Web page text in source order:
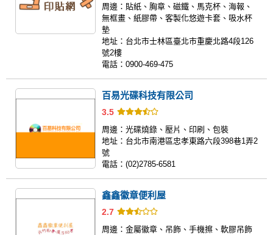
周邊： 貼紙、胸章、磁鐵、馬克杯、海報、
無框畫、紙膠帶、客製化悠遊卡套、吸水杯
墊
地址： 台北市士林區臺北市重慶北路4段126
號2樓
電話： 0900-469-475
百易光碟科技有限公司
3.5
周邊： 光碟燒錄、壓片、印刷、包裝
地址： 台北市南港區忠孝東路六段398巷1弄2
號
電話： (02)2785-6581
鑫鑫徽章便利屋
2.7
周邊： 金屬徽章、吊飾、手機擦、軟膠吊飾